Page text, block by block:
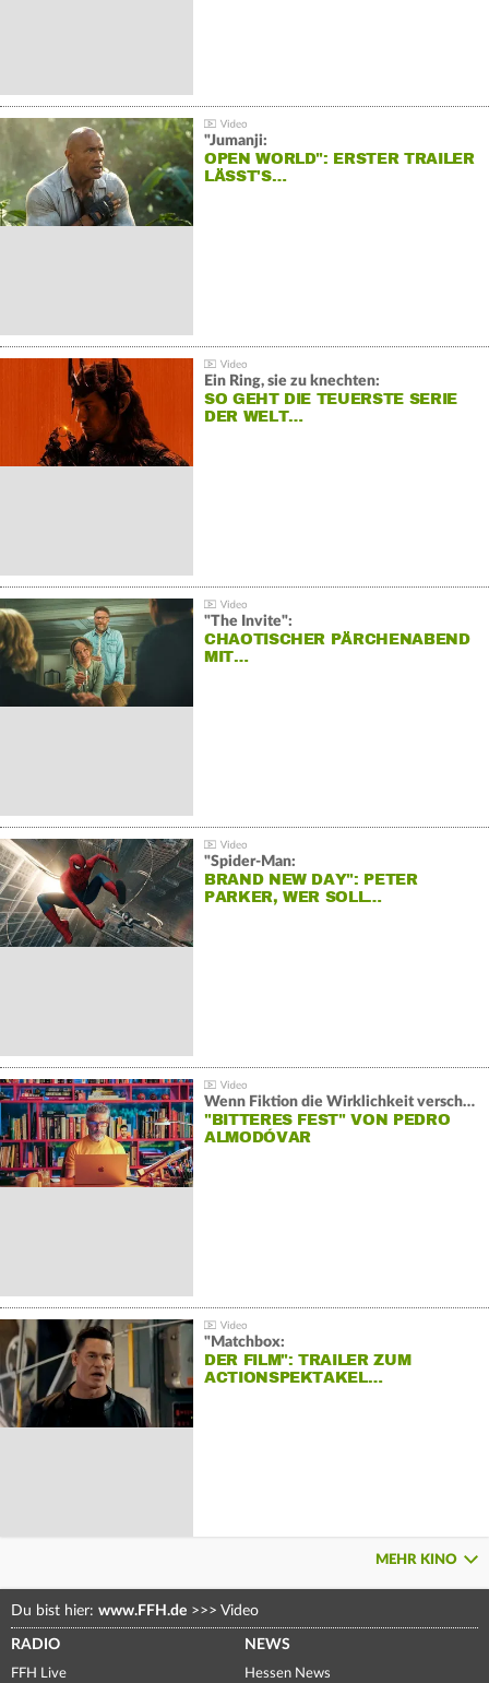
"Jumanji:
OPEN WORLD": ERSTER TRAILER
LÄSST'S…
Ein Ring, sie zu knechten:
SO GEHT DIE TEUERSTE SERIE
DER WELT…
"The Invite":
CHAOTISCHER PÄRCHENABEND
MIT…
"Spider-Man:
BRAND NEW DAY": PETER
PARKER, WER SOLL…
Wenn Fiktion die Wirklichkeit verschiebt:
"BITTERES FEST" VON PEDRO
ALMODÓVAR
"Matchbox:
DER FILM": TRAILER ZUM
ACTIONSPEKTAKEL…
MEHR KINO
Du bist hier: www.FFH.de >>> Video
RADIO
FFH Live
NEWS
Hessen News